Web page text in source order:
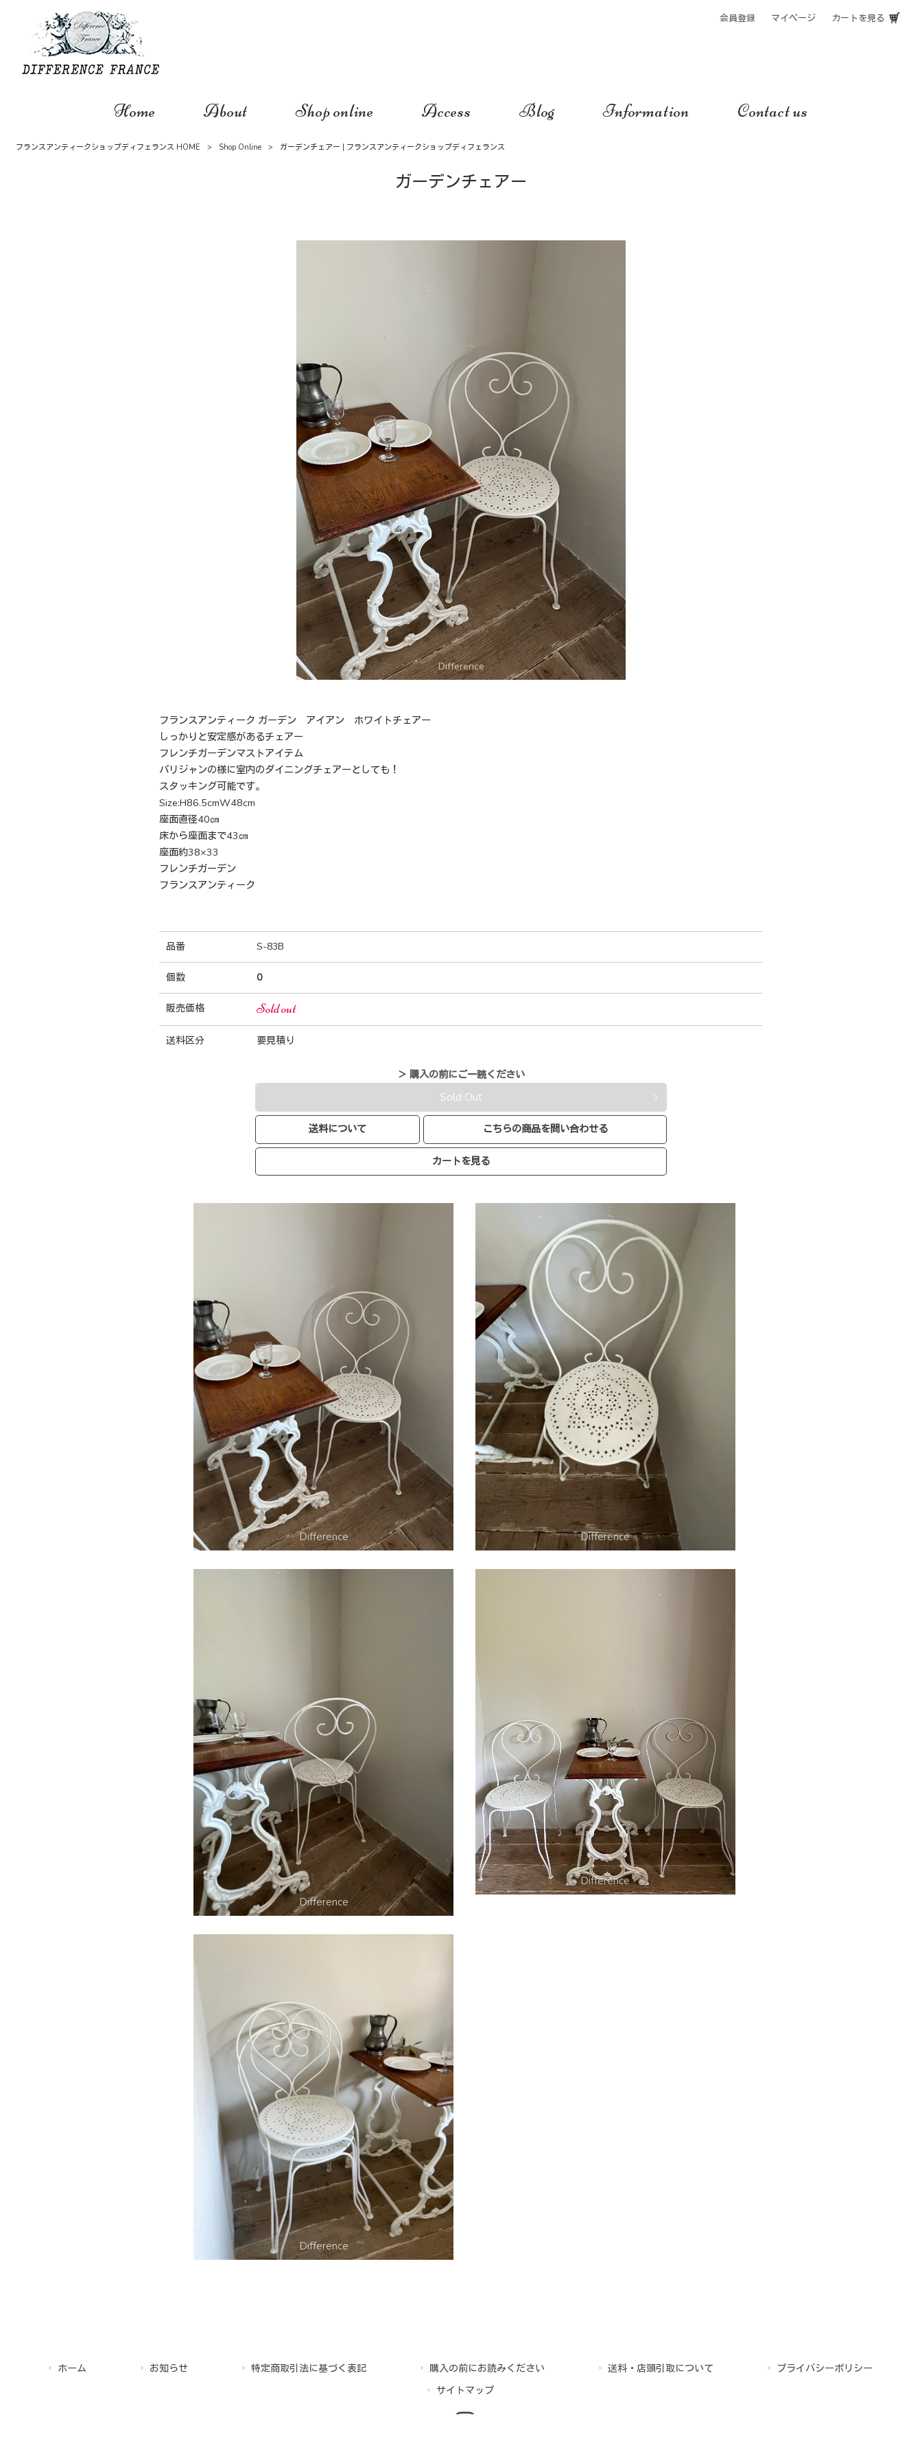
会員登録 マイページ カートを見る
Home About Shop online Access Blog Information Contact us
フランスアンティークショップディフェランス HOME > Shop Online > ガーデンチェアー | フランスアンティークショップディフェランス
ガーデンチェアー
フランスアンティーク ガーデン アイアン ホワイトチェアー
しっかりと安定感があるチェアー
フレンチガーデンマストアイテム
パリジャンの様に室内のダイニングチェアーとしても！
スタッキング可能です。
Size:H86.5cmW48cm
座面直径40㎝
床から座面まで43㎝
座面約38×33
フレンチガーデン
フランスアンティーク
品番 S-83B
個数 0
販売価格 Sold out
送料区分 要見積り
＞ 購入の前にご一読ください
Sold Out
送料について こちらの商品を問い合わせる
カートを見る
ホーム お知らせ 特定商取引法に基づく表記 購入の前にお読みください 送料・店頭引取について
プライバシーポリシー
サイトマップ